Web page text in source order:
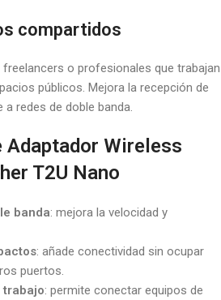
compartidos
o profesionales que trabajan
públicos. Mejora la recepción de
redes de doble banda.
Adaptador Wireless
T2U Nano
banda: mejora la velocidad y
: añade conectividad sin ocupar
puertos.
trabajo: permite conectar equipos de